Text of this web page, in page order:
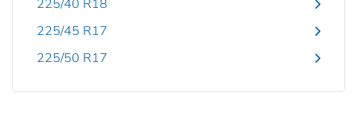
225/40 R18
225/45 R17
225/50 R17